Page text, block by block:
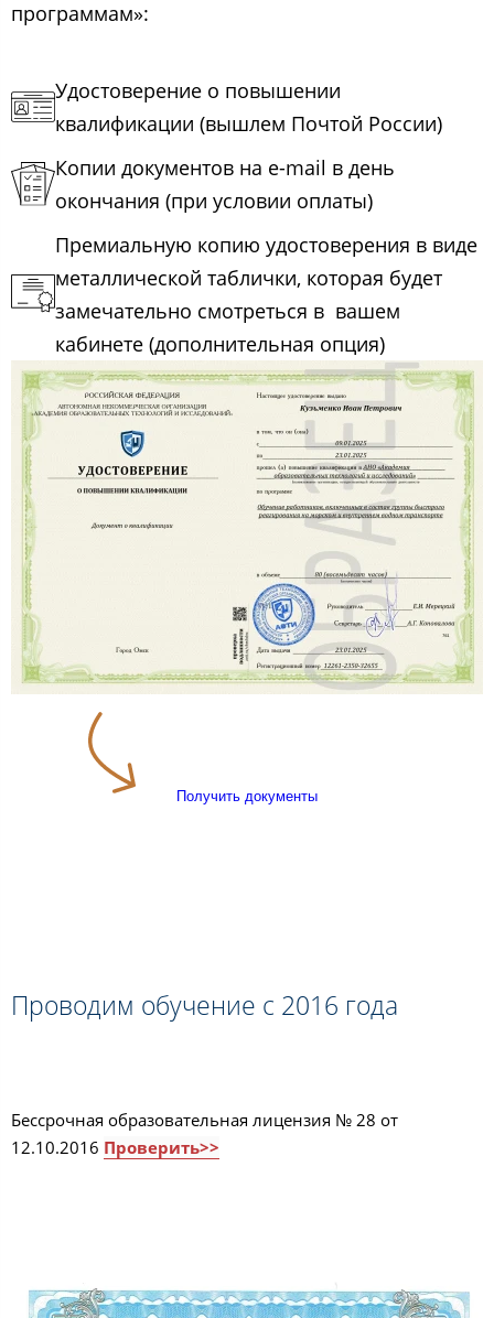
программам»:
Удостоверение о повышении
квалификации (вышлем Почтой России)
Копии документов на e-mail в день
окончания (при условии оплаты)
Премиальную копию удостоверения в виде
металлической таблички, которая будет
замечательно смотреться в вашем
кабинете (дополнительная опция)
Получить документы
Проводим обучение с 2016 года
Бессрочная образовательная лицензия № 28 от
12.10.2016 Проверить>>